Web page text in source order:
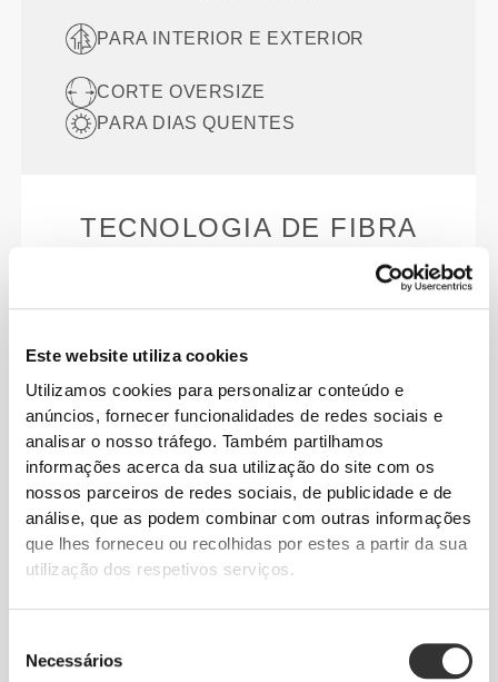
Este website utiliza cookies
Utilizamos cookies para personalizar conteúdo e
anúncios, fornecer funcionalidades de redes sociais e
analisar o nosso tráfego. Também partilhamos
informações acerca da sua utilização do site com os
nossos parceiros de redes sociais, de publicidade e de
análise, que as podem combinar com outras informações
que lhes forneceu ou recolhidas por estes a partir da sua
utilização dos respetivos serviços.
Necessários
PARA INTERIOR E EXTERIOR
CORTE OVERSIZE
PARA DIAS QUENTES
TECNOLOGIA DE FIBRA
100% Algodão
Algodão premium incrivelmente macio e respirável
Naturalmente arejado e ultra-absorvente.
DICA DE TAMANHOS
TAMANHO RECOMENDADO COM
BASE NAS TUAS MEDIDAS
(cm)